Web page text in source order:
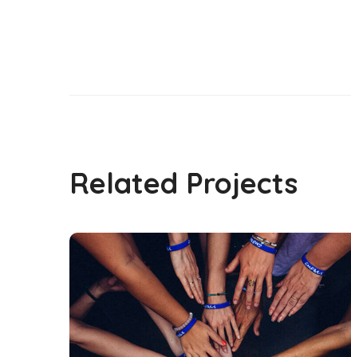
Related Projects